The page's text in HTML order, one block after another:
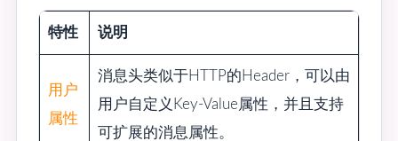
特性 说明
用户
属性
消息头类似于HTTP的Header，可以由
用户自定义Key-Value属性，并且支持
可扩展的消息属性。